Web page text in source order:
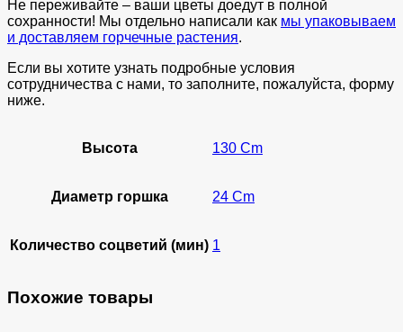
Не переживайте – ваши цветы доедут в полной
сохранности! Мы отдельно написали как мы упаковываем
и доставляем горчечные растения.
Если вы хотите узнать подробные условия
сотрудничества с нами, то заполните, пожалуйста, форму
ниже.
Высота 130 Cm
Диаметр горшка 24 Cm
Количество соцветий (мин) 1
Похожие товары